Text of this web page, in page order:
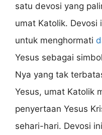
satu devosi yang
umat Katolik. Devosi
untuk menghormati
Yesus sebagai
Nya yang tak
Yesus, umat Katolik
penyertaan Yesus
sehari-hari. Devosi